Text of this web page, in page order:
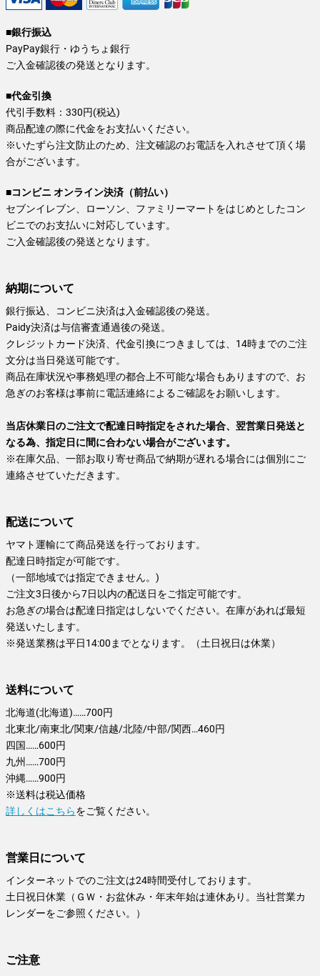
■銀行振込
PayPay銀行・ゆうちょ銀行
ご入金確認後の発送となります。
■代金引換
代引手数料：330円(税込)
商品配達の際に代金をお支払いください。
※いたずら注文防止のため、注文確認のお電話を入れさせて頂く場
合がございます。
■コンビニ オンライン決済（前払い）
セブンイレブン、ローソン、ファミリーマートをはじめとしたコン
ビニでのお支払いに対応しています。
ご入金確認後の発送となります。
納期について
銀行振込、コンビニ決済は入金確認後の発送。
Paidy決済は与信審査通過後の発送。
クレジットカード決済、代金引換につきましては、14時までのご注
文分は当日発送可能です。
商品在庫状況や事務処理の都合上不可能な場合もありますので、お
急ぎのお客様は事前に電話連絡によるご確認をお願いします。
当店休業日のご注文で配達日時指定をされた場合、翌営業日発送と
なる為、指定日に間に合わない場合がございます。
※在庫欠品、一部お取り寄せ商品で納期が遅れる場合には個別にご
連絡させていただきます。
配送について
ヤマト運輸にて商品発送を行っております。
配達日時指定が可能です。
（一部地域では指定できません。)
ご注文3日後から7日以内の配送日をご指定可能です。
お急ぎの場合は配達日指定はしないでください。在庫があれば最短
発送いたします。
※発送業務は平日14:00までとなります。（土日祝日は休業）
送料について
北海道(北海道)……700円
北東北/南東北/関東/信越/北陸/中部/関西…460円
四国……600円
九州……700円
沖縄……900円
※送料は税込価格
詳しくはこちらをご覧ください。
営業日について
インターネットでのご注文は24時間受付しております。
土日祝日休業（ＧＷ・お盆休み・年末年始は連休あり。当社営業カ
レンダーをご参照ください。）
ご注意